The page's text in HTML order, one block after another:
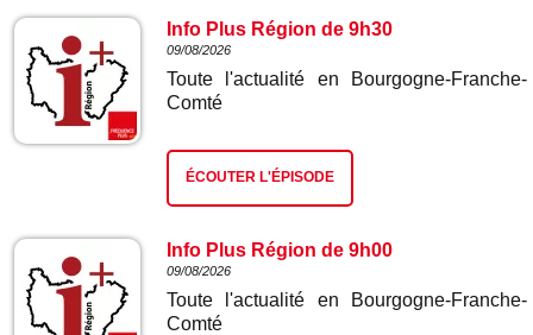
Info Plus Région de 9h30
09/08/2026
Toute l'actualité en Bourgogne-Franche-
Comté
ÉCOUTER L'ÉPISODE
Info Plus Région de 9h00
09/08/2026
Toute l'actualité en Bourgogne-Franche-
Comté